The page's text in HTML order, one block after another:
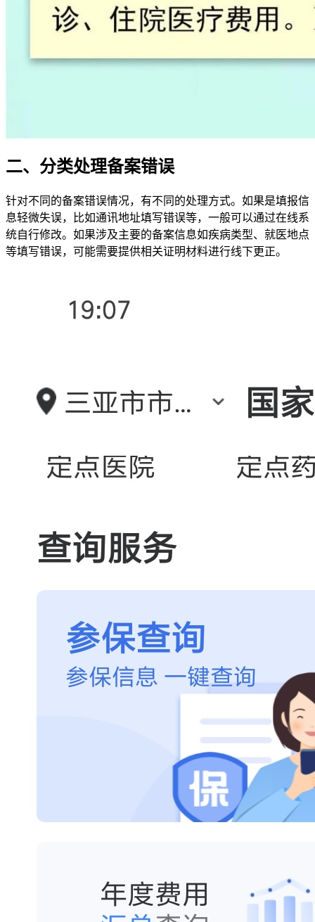
二、分类处理备案错误
针对不同的备案错误情况，有不同的处理方式。如果是填报信
息轻微失误，比如通讯地址填写错误等，一般可以通过在线系
统自行修改。如果涉及主要的备案信息如疾病类型、就医地点
等填写错误，可能需要提供相关证明材料进行线下更正。